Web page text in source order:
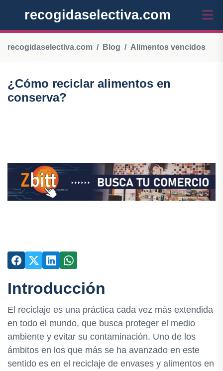
recogidaselectiva.com
recogidaselectiva.com Blog Alimentos vencidos
¿Cómo reciclar alimentos en
conserva?
Introducción
El reciclaje es una práctica cada vez más extendida
en todo el mundo, que busca proteger el medio
ambiente y evitar su contaminación. Uno de los
ámbitos en los que más se ha avanzado en este
sentido es en el reciclaje de envases y alimentos en